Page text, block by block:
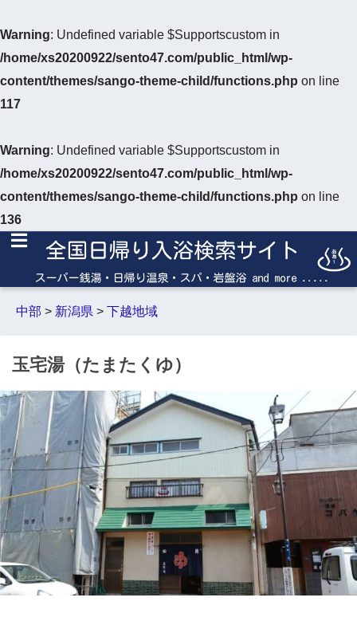
Warning: Undefined variable $Supportscustom in
/home/xs20200922/sento47.com/public_html/wp-
content/themes/sango-theme-child/functions.php on line
117
Warning: Undefined variable $Supportscustom in
/home/xs20200922/sento47.com/public_html/wp-
content/themes/sango-theme-child/functions.php on line
136
中部 > 新潟県 > 下越地域
玉宅湯（たまたくゆ）